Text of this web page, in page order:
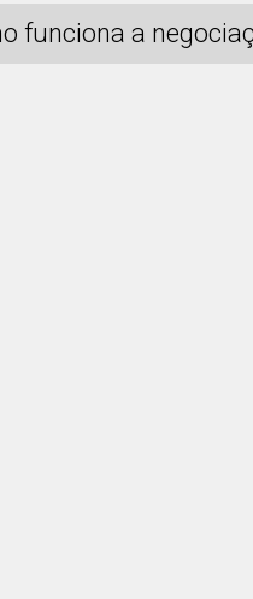
funciona a